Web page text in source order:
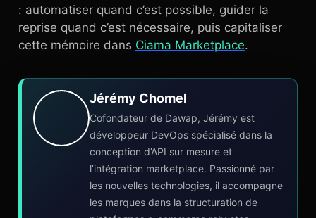
: automatiser quand c’est possible, guider la
reprise quand c’est nécessaire, puis capitaliser
cette mémoire dans Ciama Marketplace.
Jérémy Chomel
Cofondateur de Dawap, Jérémy est
développeur DevOps spécialisé dans la
conception d’API sur mesure et
l’intégration marketplace. Passionné par
les nouvelles technologies, il accompagne
les marques dans la structuration de